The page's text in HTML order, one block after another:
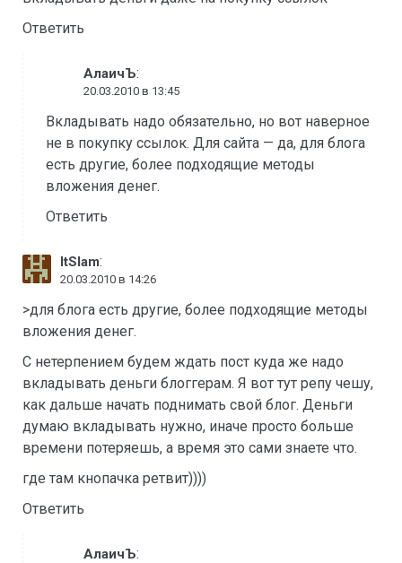
Ответить
АлаичЪ:
20.03.2010 в 13:45
Вкладывать надо обязательно, но вот наверное
не в покупку ссылок. Для сайта — да, для блога
есть другие, более подходящие методы
вложения денег.
Ответить
ItSlam:
20.03.2010 в 14:26
>для блога есть другие, более подходящие методы
вложения денег.
С нетерпением будем ждать пост куда же надо
вкладывать деньги блоггерам. Я вот тут репу чешу,
как дальше начать поднимать свой блог. Деньги
думаю вкладывать нужно, иначе просто больше
времени потеряешь, а время это сами знаете что.
где там кнопачка ретвит))))
Ответить
АлаичЪ: